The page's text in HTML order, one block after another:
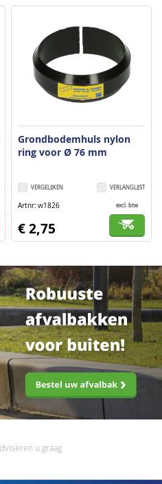
Grondbodemhuls nylon
ring voor Ø 76 mm
VERLANGLIJST
VERGELIJKEN
Artnr w1826 excl. btw
€ 2,75
u graag